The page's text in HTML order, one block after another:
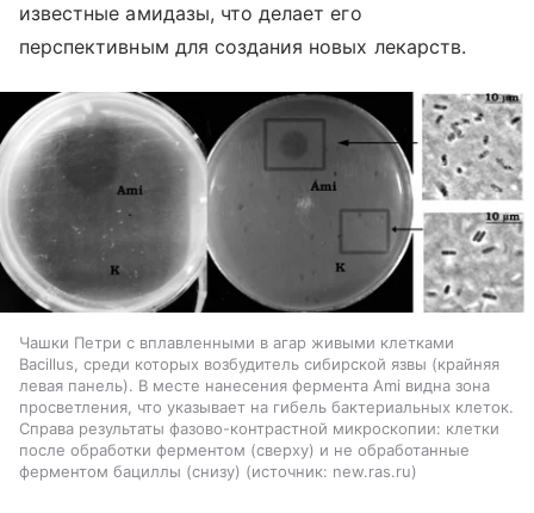
известные амидазы, что делает его
перспективным для создания новых лекарств.
Чашки Петри с вплавленными в агар живыми клетками
Bacillus, среди которых возбудитель сибирской язвы (крайняя
левая панель). В месте нанесения фермента Ami видна зона
просветления, что указывает на гибель бактериальных клеток.
Справа результаты фазово-контрастной микроскопии: клетки
после обработки ферментом (сверху) и не обработанные
ферментом бациллы (снизу)
источник: new.ras.ru